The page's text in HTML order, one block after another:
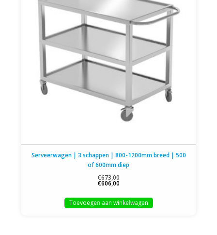
Serveerwagen | 3 schappen | 800-1200mm breed | 500
of 600mm diep
€673,00
€606,00
Toevoegen aan winkelwagen